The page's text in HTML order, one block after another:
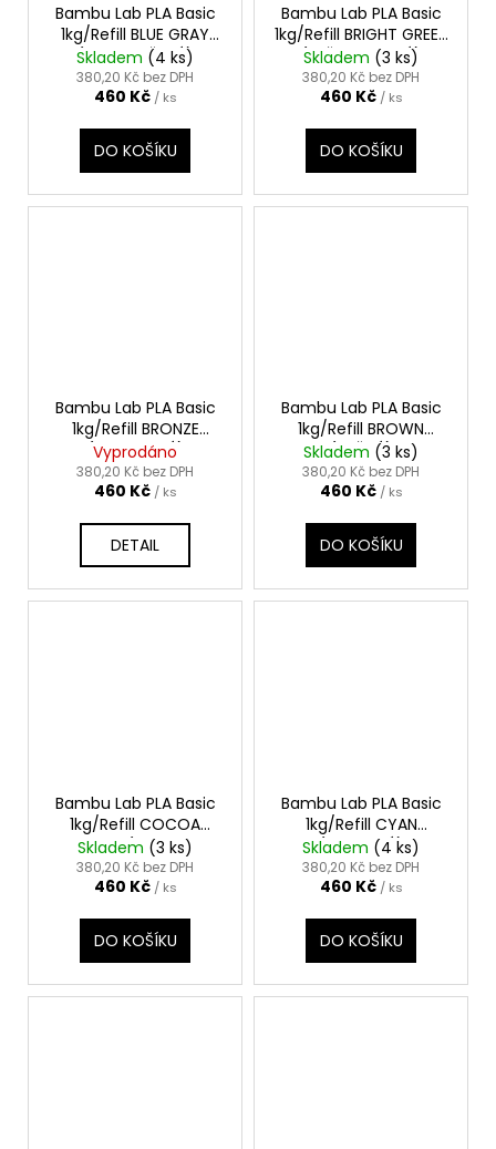
Bambu Lab PLA Basic
1kg/Refill BLUE GRAY
(MODRO ŠEDÁ)
Skladem (4 ks)
380,20 Kč bez DPH
460 Kč / ks
DO KOŠÍKU
Bambu Lab PLA Basic
1kg/Refill BRIGHT GREEN
(SVĚTLE ZELENÁ)
Skladem (3 ks)
380,20 Kč bez DPH
460 Kč / ks
DO KOŠÍKU
Bambu Lab PLA Basic
1kg/Refill BRONZE
(BRONZOVÁ)
Vyprodáno
380,20 Kč bez DPH
460 Kč / ks
DETAIL
Bambu Lab PLA Basic
1kg/Refill BROWN
(HNĚDÁ)
Skladem (3 ks)
380,20 Kč bez DPH
460 Kč / ks
DO KOŠÍKU
Bambu Lab PLA Basic
1kg/Refill COCOA
BROWN (KAKAOVA
HNĚDÁ)
Skladem (3 ks)
380,20 Kč bez DPH
460 Kč / ks
DO KOŠÍKU
Bambu Lab PLA Basic
1kg/Refill CYAN
(AZUROVÁ)
Skladem (4 ks)
380,20 Kč bez DPH
460 Kč / ks
DO KOŠÍKU